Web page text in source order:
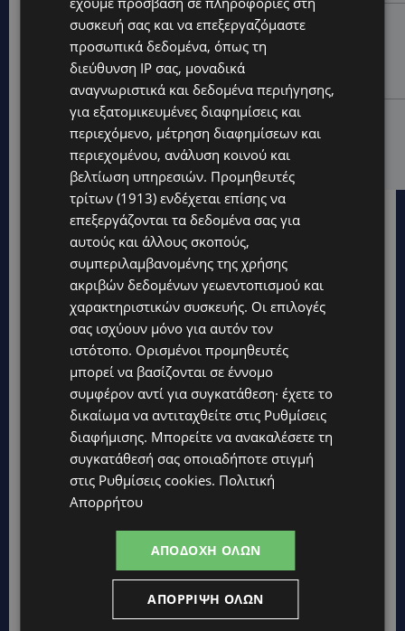
UPDATES
«ENOLA GAY»: Το τραγούδι που κράτησε ζωντανή τη
μνήμη της Χιροσίμα – 81 χρόνια από τη μέρα που
άλλαξε την ανθρωπότητα-(Bίντεο)
ΚΟΣΜΙΚΑ
PERNERA BEACH HOTEL: Εκλεκτές παρουσίες στα 50
χρόνια ενός ιστορικού ξενοδοχείου-Ποιους είδαμε
Topics
ΛΑΤΣΙΑ-ΓΕΡΙ: Στο επίκεντρο η δημιουργία δομών για
ασυνόδευτους ανήλικους – Αντιδρά ο Δήμος, στηρίζει υπό
προϋποθέσεις το Κίνημα Οικολόγων
συσκευή σας και να επεξεργαζόμαστε
προσωπικά δεδομένα, όπως τη
διεύθυνση IP σας, μοναδικά
αναγνωριστικά και δεδομένα περιήγησης,
για εξατομικευμένες διαφημίσεις και
περιεχόμενο, μέτρηση διαφημίσεων και
περιεχομένου, ανάλυση κοινού και
βελτίωση υπηρεσιών. Προμηθευτές
τρίτων (1913) ενδέχεται επίσης να
επεξεργάζονται τα δεδομένα σας για
αυτούς και άλλους σκοπούς,
συμπεριλαμβανομένης της χρήσης
ακριβών δεδομένων γεωεντοπισμού και
χαρακτηριστικών συσκευής. Οι επιλογές
σας ισχύουν μόνο για αυτόν τον
ιστότοπο. Ορισμένοι προμηθευτές
μπορεί να βασίζονται σε έννομο
συμφέρον αντί για συγκατάθεση· έχετε το
δικαίωμα να αντιταχθείτε στις Ρυθμίσεις
διαφήμισης. Μπορείτε να ανακαλέσετε τη
συγκατάθεσή σας οποιαδήποτε στιγμή
στις Ρυθμίσεις cookies. Πολιτική
Απορρήτου
ΑΠΟΔΟΧΉ ΌΛΩΝ
ΑΠΌΡΡΙΨΗ ΌΛΩΝ